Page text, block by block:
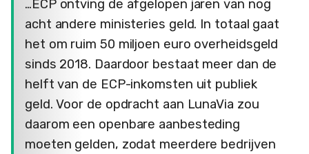
…ECP ontving de afgelopen jaren van nog
acht andere ministeries geld. In totaal gaat
het om ruim 50 miljoen euro overheidsgeld
sinds 2018. Daardoor bestaat meer dan de
helft van de ECP-inkomsten uit publiek
geld. Voor de opdracht aan LunaVia zou
daarom een openbare aanbesteding
moeten gelden, zodat meerdere bedrijven